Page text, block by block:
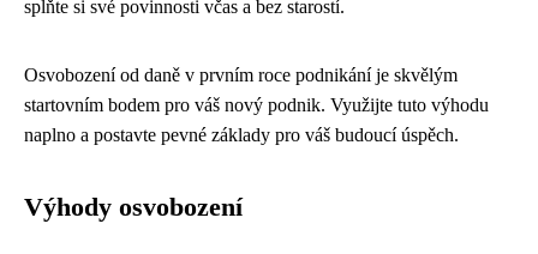
splňte si své povinnosti včas a bez starostí.
Osvobození od daně v prvním roce podnikání je skvělým
startovním bodem pro váš nový podnik. Využijte tuto výhodu
naplno a postavte pevné základy pro váš budoucí úspěch.
Výhody osvobození